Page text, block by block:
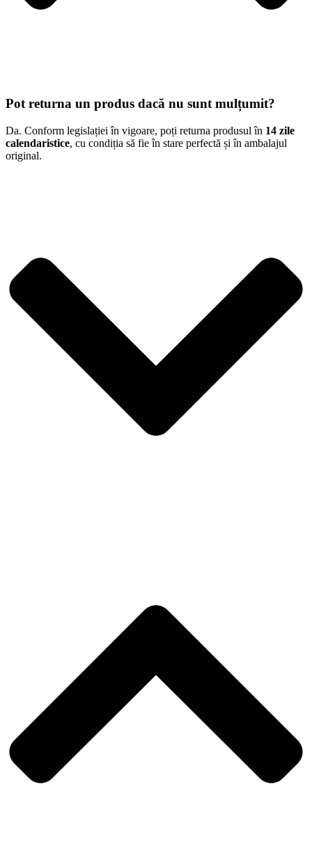
Pot returna un produs dacă nu sunt mulțumit?
Da. Conform legislației în vigoare, poți returna produsul în 14 zile
calendaristice, cu condiția să fie în stare perfectă și în ambalajul
original.